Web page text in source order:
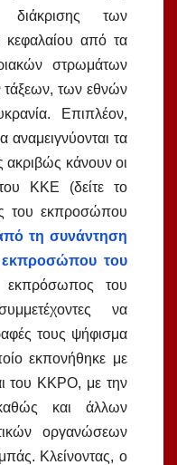
διάκρισης των
κεφαλαίου από τα
στρωμάτων
τάξεων, των εθνών
Επιπλέον,
αναμειγνύονται τα
ακριβώς κάνουν οι
ΚΚΕ (δείτε το
του εκπροσώπου
τη συνάντηση
εκπροσώπου του
του
να
τους ψήφισμα
εκπονήθηκε με
του ΚΚΡΟ, με την
και άλλων
οργανώσεων
Κλείνοντας, ο